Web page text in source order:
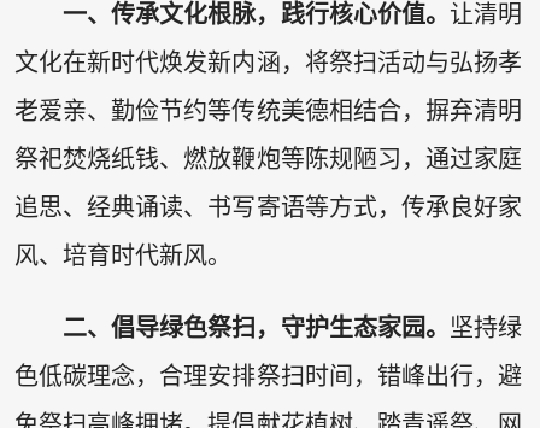
一、传承文化根脉，践行核心价值。 让清明
文化在新时代焕发新内涵，将祭扫活动与弘扬孝
老爱亲、勤俭节约等传统美德相结合，摒弃清明
祭祀焚烧纸钱、燃放鞭炮等陈规陋习，通过家庭
追思、经典诵读、书写寄语等方式，传承良好家
风、培育时代新风。
二、倡导绿色祭扫，守护生态家园。 坚持绿
色低碳理念，合理安排祭扫时间，错峰出行，避